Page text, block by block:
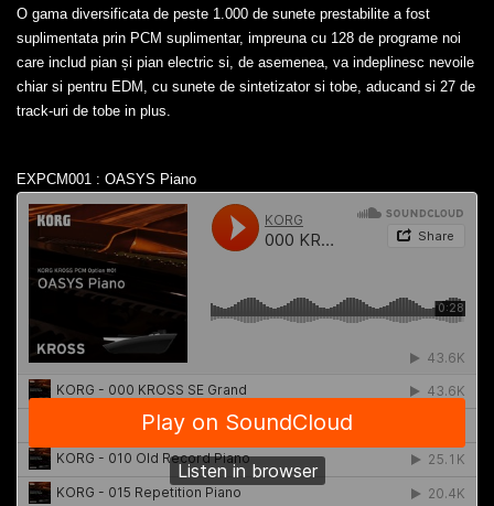
O gama diversificata de peste 1.000 de sunete prestabilite a fost
suplimentata prin PCM suplimentar, impreuna cu 128 de programe noi
care includ pian și pian electric si, de asemenea, va indeplinesc nevoile
chiar si pentru EDM, cu sunete de sintetizator si tobe, aducand si 27 de
track-uri de tobe in plus.
EXPCM001 : OASYS Piano